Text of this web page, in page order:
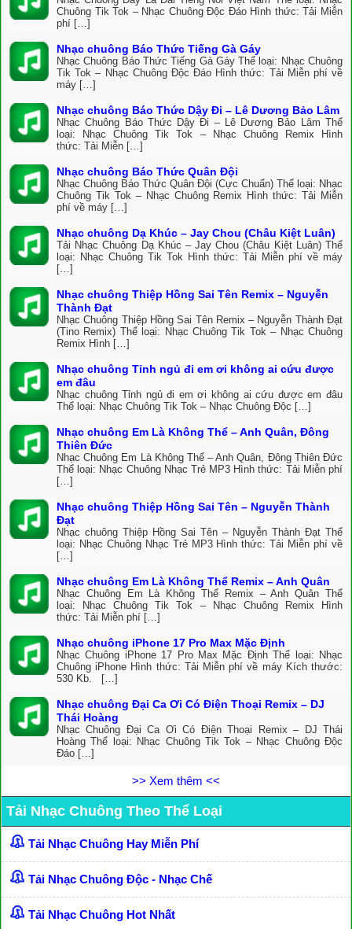
Chuông Tik Tok – Nhạc Chuông Độc Đáo Hình thức: Tải Miễn
phí […]
Nhạc chuông Báo Thức Tiếng Gà Gáy
Nhạc Chuông Báo Thức Tiếng Gà Gáy Thể loại: Nhạc Chuông
Tik Tok – Nhạc Chuông Độc Đáo Hình thức: Tải Miễn phí về
máy […]
Nhạc chuông Báo Thức Dậy Đi – Lê Dương Bảo Lâm
Nhạc Chuông Báo Thức Dậy Đi – Lê Dương Bảo Lâm Thể
loại: Nhạc Chuông Tik Tok – Nhạc Chuông Remix Hình
thức: Tải Miễn […]
Nhạc chuông Báo Thức Quân Đội
Nhạc Chuông Báo Thức Quân Đội (Cực Chuẩn) Thể loại: Nhạc
Chuông Tik Tok – Nhạc Chuông Remix Hình thức: Tải Miễn
phí về máy […]
Nhạc chuông Dạ Khúc – Jay Chou (Châu Kiệt Luân)
Tải Nhạc Chuông Dạ Khúc – Jay Chou (Châu Kiệt Luân) Thể
loại: Nhạc Chuông Tik Tok Hình thức: Tải Miễn phí về máy
[…]
Nhạc chuông Thiệp Hồng Sai Tên Remix – Nguyễn
Thành Đạt
Nhạc Chuông Thiệp Hồng Sai Tên Remix – Nguyễn Thành Đạt
(Tino Remix) Thể loại: Nhạc Chuông Tik Tok – Nhạc Chuông
Remix Hình […]
Nhạc chuông Tỉnh ngủ đi em ơi không ai cứu được
em đâu
Nhạc chuông Tỉnh ngủ đi em ơi không ai cứu được em đâu
Thể loại: Nhạc Chuông Tik Tok – Nhạc Chuông Độc […]
Nhạc chuông Em Là Không Thể – Anh Quân, Đông
Thiên Đức
Nhạc Chuông Em Là Không Thể – Anh Quân, Đông Thiên Đức
Thể loại: Nhạc Chuông Nhạc Trẻ MP3 Hình thức: Tải Miễn phí
[…]
Nhạc chuông Thiệp Hồng Sai Tên – Nguyễn Thành
Đạt
Nhạc chuông Thiệp Hồng Sai Tên – Nguyễn Thành Đạt Thể
loại: Nhạc Chuông Nhạc Trẻ MP3 Hình thức: Tải Miễn phí về
[…]
Nhạc chuông Em Là Không Thể Remix – Anh Quân
Nhạc Chuông Em Là Không Thể Remix – Anh Quân Thể
loại: Nhạc Chuông Tik Tok – Nhạc Chuông Remix Hình
thức: Tải Miễn phí […]
Nhạc chuông iPhone 17 Pro Max Mặc Định
Nhạc Chuông iPhone 17 Pro Max Mặc Định Thể loại: Nhạc
Chuông iPhone Hình thức: Tải Miễn phí về máy Kích thước:
530 Kb. […]
Nhạc chuông Đại Ca Ơi Có Điện Thoại Remix – DJ
Thái Hoàng
Nhạc Chuông Đại Ca Ơi Có Điện Thoại Remix – DJ Thái
Hoàng Thể loại: Nhạc Chuông Tik Tok – Nhạc Chuông Độc
Đáo […]
>> Xem thêm <<
Tải Nhạc Chuông Theo Thể Loại
Tải Nhạc Chuông Hay Miễn Phí
Tải Nhạc Chuông Độc - Nhạc Chế
Tải Nhạc Chuông Hot Nhất